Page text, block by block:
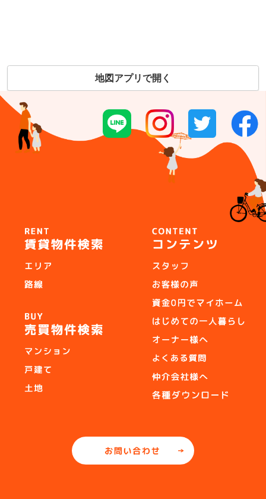
地図アプリで開く